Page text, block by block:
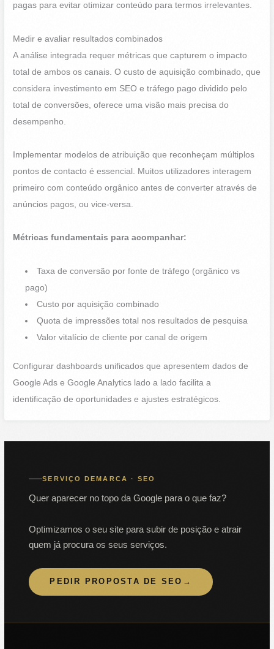
pagas para evitar otimizar conteúdo para termos irrelevantes.
Medir e avaliar resultados combinados
A análise integrada requer métricas que capturem o impacto
total de ambos os canais. O custo de aquisição combinado, que
considera investimento em SEO e tráfego pago dividido pelo
total de conversões, oferece uma visão mais precisa do
desempenho.
Implementar modelos de atribuição que reconheçam múltiplos
pontos de contacto é essencial. Muitos utilizadores interagem
primeiro com conteúdo orgânico antes de converter através de
anúncios pagos, ou vice-versa.
Métricas fundamentais para acompanhar:
Taxa de conversão por fonte de tráfego (orgânico vs
pago)
Custo por aquisição combinado
Quota de impressões total nos resultados de pesquisa
Valor vitalício de cliente por canal de origem
Configurar dashboards unificados que apresentem dados de
Google Ads e Google Analytics lado a lado facilita a
identificação de oportunidades e ajustes estratégicos.
SERVIÇO DEMARCA · SEO
Quer aparecer no topo da Google para o que faz?
Optimizamos o seu site para subir de posição e atrair
quem já procura os seus serviços.
PEDIR PROPOSTA DE SEO →